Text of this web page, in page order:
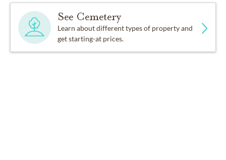
See Cemetery
Learn about different types of property and
get starting-at prices.